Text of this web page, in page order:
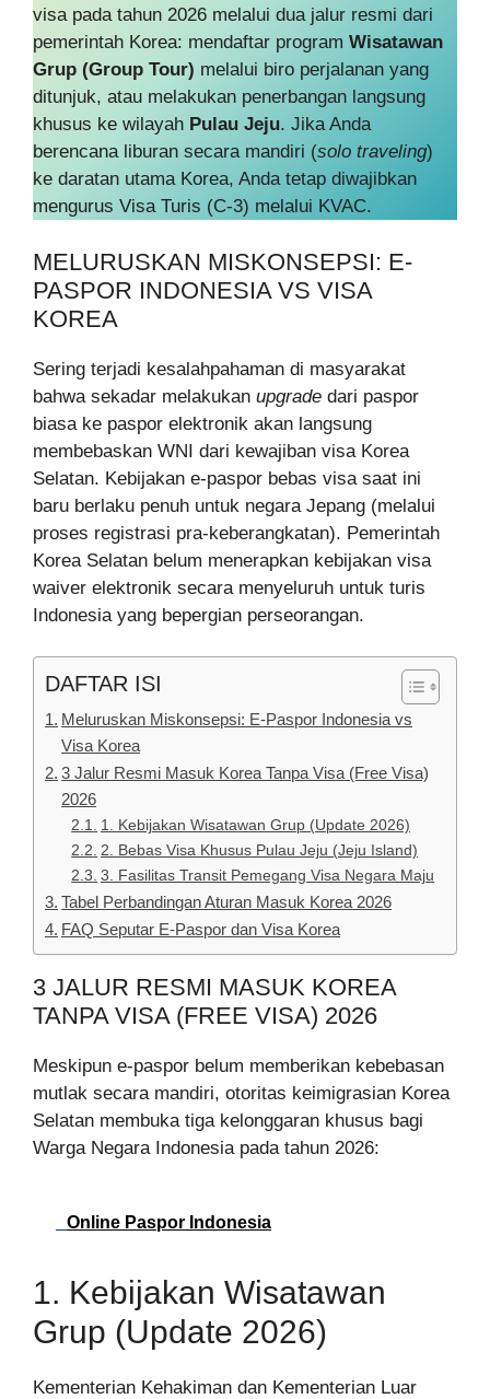
visa pada tahun 2026 melalui dua jalur resmi dari
pemerintah Korea: mendaftar program Wisatawan
Grup (Group Tour) melalui biro perjalanan yang
ditunjuk, atau melakukan penerbangan langsung
khusus ke wilayah Pulau Jeju. Jika Anda
berencana liburan secara mandiri (solo traveling)
ke daratan utama Korea, Anda tetap diwajibkan
mengurus Visa Turis (C-3) melalui KVAC.
MELURUSKAN MISKONSEPSI: E-
PASPOR INDONESIA VS VISA
KOREA
Sering terjadi kesalahpahaman di masyarakat
bahwa sekadar melakukan upgrade dari paspor
biasa ke paspor elektronik akan langsung
membebaskan WNI dari kewajiban visa Korea
Selatan. Kebijakan e-paspor bebas visa saat ini
baru berlaku penuh untuk negara Jepang (melalui
proses registrasi pra-keberangkatan). Pemerintah
Korea Selatan belum menerapkan kebijakan visa
waiver elektronik secara menyeluruh untuk turis
Indonesia yang bepergian perseorangan.
DAFTAR ISI
Meluruskan Miskonsepsi: E-Paspor Indonesia vs
Visa Korea
3 Jalur Resmi Masuk Korea Tanpa Visa (Free Visa)
2026
1. Kebijakan Wisatawan Grup (Update 2026)
2. Bebas Visa Khusus Pulau Jeju (Jeju Island)
3. Fasilitas Transit Pemegang Visa Negara Maju
Tabel Perbandingan Aturan Masuk Korea 2026
FAQ Seputar E-Paspor dan Visa Korea
3 JALUR RESMI MASUK KOREA
TANPA VISA (FREE VISA) 2026
Meskipun e-paspor belum memberikan kebebasan
mutlak secara mandiri, otoritas keimigrasian Korea
Selatan membuka tiga kelonggaran khusus bagi
Warga Negara Indonesia pada tahun 2026:
Online Paspor Indonesia
1. Kebijakan Wisatawan
Grup (Update 2026)
Kementerian Kehakiman dan Kementerian Luar